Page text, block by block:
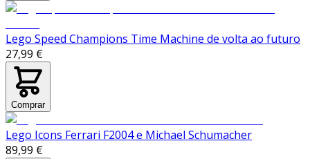
Lego Speed Champions Time Machine de volta ao futuro
27,99 €
Comprar
Lego Icons Ferrari F2004 e Michael Schumacher
89,99 €